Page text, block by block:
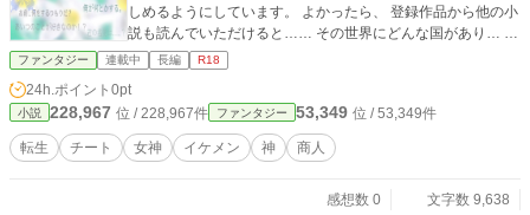
しめるようにしています。 よかったら、 登録作品から他の小
説も読んでいただけると…… その世界にどんな国があり… ど
んな文化や宗教を持っているのかが分かりやすいと思いま
す。 お時間があり、それに加えて面白そうでしたら… お気に
入り☆を押していただけますと 小説の更新が伝わりやすくな
ります!!!! 不定期更新で大変申し訳ございません (´；ω；｀)
ファンタジー 連載中 長編 R18
24h.ポイント 0pt
小説 228,967 位 / 228,967件 ファンタジー 53,349 位 / 53,349件
転生 チート 女神 イケメン 神 商人
感想数 0
文字数 9,638